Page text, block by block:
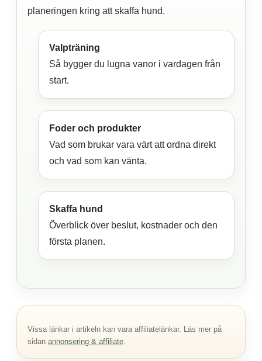
planeringen kring att skaffa hund.
Valpträning
Så bygger du lugna vanor i vardagen från
start.
Foder och produkter
Vad som brukar vara värt att ordna direkt
och vad som kan vänta.
Skaffa hund
Överblick över beslut, kostnader och den
första planen.
Vissa länkar i artikeln kan vara affiliatelänkar. Läs mer på
sidan annonsering & affiliate.